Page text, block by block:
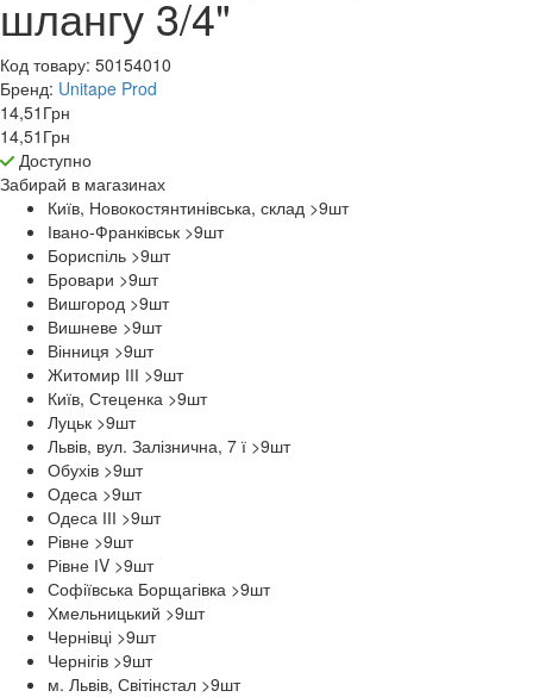
шлангу 3/4"
Код товару: 50154010
Бренд: Unitape Prod
14,51 Грн
14,51 Грн
Доступно
Забирай в магазинах
Київ, Новокостянтинівська, склад >9шт
Івано-Франківськ >9шт
Бориспіль >9шт
Бровари >9шт
Вишгород >9шт
Вишневе >9шт
Вінниця >9шт
Житомир ІІІ >9шт
Київ, Стеценка >9шт
Луцьк >9шт
Львів, вул. Залізнична, 7 ї >9шт
Обухів >9шт
Одеса >9шт
Одеса ІІІ >9шт
Рівне >9шт
Рівне ІV >9шт
Софіївська Борщагівка >9шт
Хмельницький >9шт
Чернівці >9шт
Чернігів >9шт
м. Львів, Світінстал >9шт